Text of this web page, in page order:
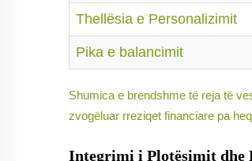
Thellësia e Personalizimit
Pika e balancimit
Shumica e brendshme të reja të
zvogëluar rreziqet financiare pa
Integrimi i Plotësimit dhe